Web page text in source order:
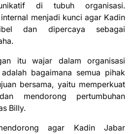
di tubuh organisasi.
menjadi kunci agar Kadin
dan dipercaya sebagai
itu wajar dalam organisasi
bagaimana semua pihak
bersama, yaitu memperkuat
mendorong pertumbuhan
Billy.
agar Kadin Jabar